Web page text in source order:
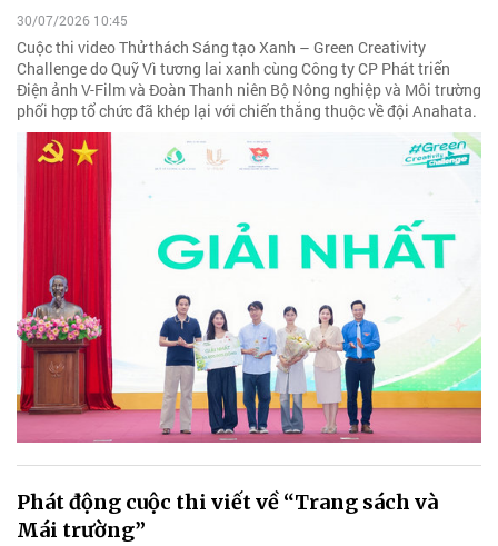
30/07/2026 10:45
Cuộc thi video Thử thách Sáng tạo Xanh – Green Creativity
Challenge do Quỹ Vì tương lai xanh cùng Công ty CP Phát triển
Điện ảnh V-Film và Đoàn Thanh niên Bộ Nông nghiệp và Môi trường
phối hợp tổ chức đã khép lại với chiến thắng thuộc về đội Anahata.
Phát động cuộc thi viết về “Trang sách và
Mái trường”